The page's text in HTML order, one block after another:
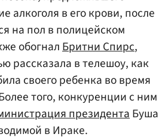
алкоголя в его крови, после
на пол в полицейском
обогналБритни Спирс,
рассказала в телешоу, как
своего ребенка во время
того, конкуренции с ним
президентаБуша
в Ираке.